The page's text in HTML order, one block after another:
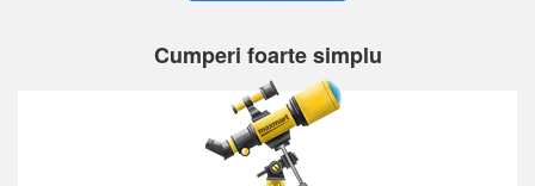
Cumperi foarte simplu